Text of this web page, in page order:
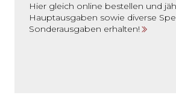
Hier gleich online bestellen und
Hauptausgaben sowie diverse
Sonderausgaben erhalten!